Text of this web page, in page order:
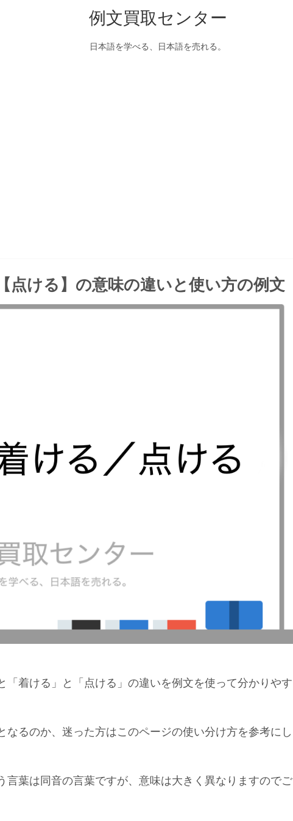
例文買取センター
日本語を学べる、日本語を売れる。
点ける】の意味の違いと使い方の例文
「着ける」と「点ける」の違いを例文を使って分かりやす
なるのか、迷った方はこのページの使い分け方を参考にし
言葉は同音の言葉ですが、意味は大きく異なりますのでご